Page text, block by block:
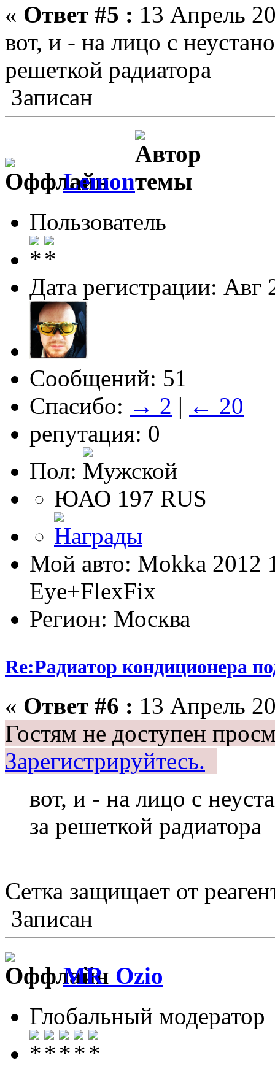
« Ответ #5 : 13 Апрель
вот, и - на лицо с
решеткой радиатора
Записан
Lemon
Пользователь
Дата регистрации: Авг
Сообщений: 51
Спасибо: → 2 | ← 20
репутация: 0
Пол:
ЮАО 197 RUS
Мой авто: Mokka 2012
Eye+FlexFix
Регион: Москва
Re:Радиатор кондиционера
« Ответ #6 : 13 Апрель
Гостям не доступен
Зарегистрируйтесь.
вот, и - на лицо с
за решеткой радиатора
Сетка защищает от
Записан
MR_Ozio
Глобальный модератор